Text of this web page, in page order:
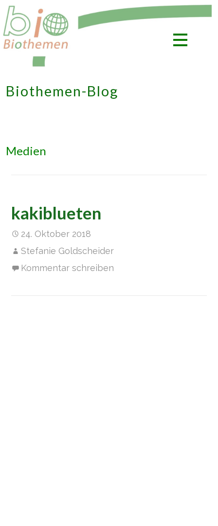
Zum
Inhalt
springen
Biothemen-Blog
Medien
kakiblueten
24. Oktober 2018
Stefanie Goldscheider
Kommentar schreiben